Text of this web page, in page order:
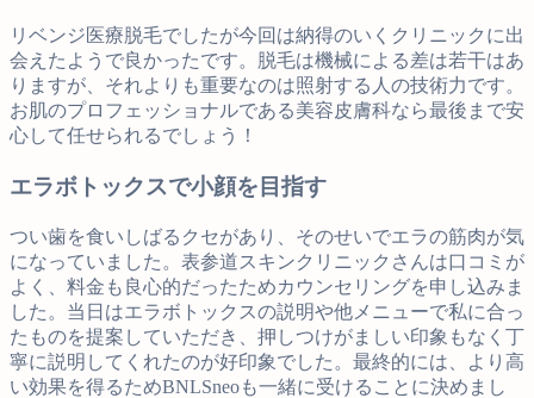
リベンジ医療脱毛でしたが今回は納得のいくクリニックに出
会えたようで良かったです。脱毛は機械による差は若干はあ
りますが、それよりも重要なのは照射する人の技術力です。
お肌のプロフェッショナルである美容皮膚科なら最後まで安
心して任せられるでしょう！
エラボトックスで小顔を目指す
つい歯を食いしばるクセがあり、そのせいでエラの筋肉が気
になっていました。表参道スキンクリニックさんは口コミが
よく、料金も良心的だったためカウンセリングを申し込みま
した。当日はエラボトックスの説明や他メニューで私に合っ
たものを提案していただき、押しつけがましい印象もなく丁
寧に説明してくれたのが好印象でした。最終的には、より高
い効果を得るためBNLSneoも一緒に受けることに決めまし